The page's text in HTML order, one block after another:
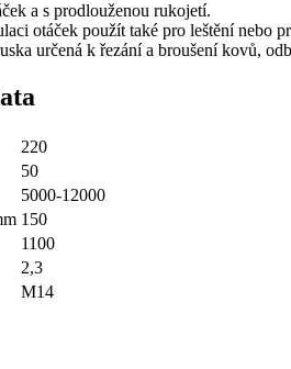
a s prodlouženou rukojetí.
otáček použít také pro leštění nebo
určená k řezání a broušení kovů,
220
50
5000-12000
150
1100
2,3
M14